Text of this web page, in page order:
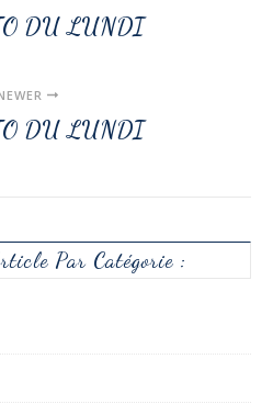
DU LUNDI
DU LUNDI
Par Catégorie :